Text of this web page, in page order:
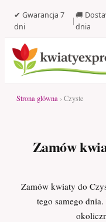
✔ Gwarancja 7
dni
|
🚚
dnia
Strona główna › Czyste
Zamów
Zamów kwiaty do
tego samego